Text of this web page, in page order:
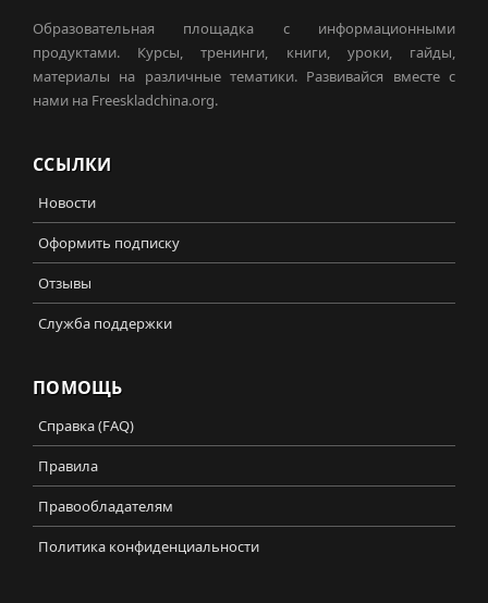
Образовательная площадка с информационными
продуктами. Курсы, тренинги, книги, уроки, гайды,
материалы на различные тематики. Развивайся вместе с
нами на Freeskladchina.org.
ССЫЛКИ
Новости
Оформить подписку
Отзывы
Служба поддержки
ПОМОЩЬ
Справка (FAQ)
Правила
Правообладателям
Политика конфиденциальности